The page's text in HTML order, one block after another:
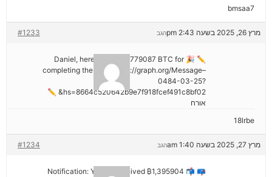
bmsaa7
מרץ 26, 2025 בשעה 2:43 pm #1233 הגב
✏ 🎉 Daniel, here's your ₿2,779087 BTC for
completing the task. https://graph.org/Message–
0484-03-25?
hs=8664c520642b9e7f918fcef491c8bf02& ✏
אורח
18lrbe
מרץ 27, 2025 בשעה 1:40 am #1234 הגב
📪 📬 Notification: You've received ₿1,395904